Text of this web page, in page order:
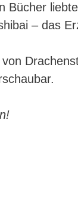
Bücher
– das